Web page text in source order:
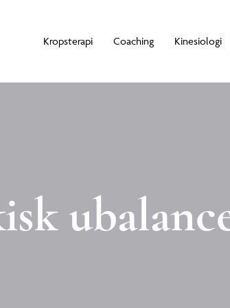
Kropsterapi Coaching Kinesiologi